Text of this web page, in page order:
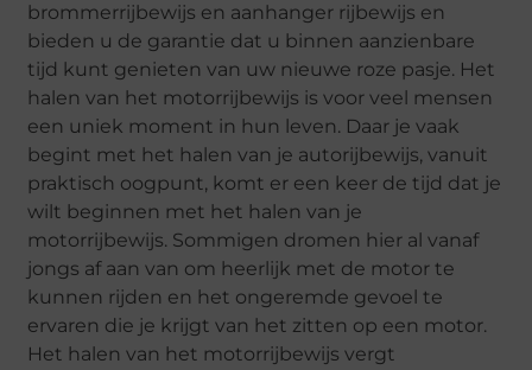
brommerrijbewijs en aanhanger rijbewijs en
bieden u de garantie dat u binnen aanzienbare
tijd kunt genieten van uw nieuwe roze pasje. Het
halen van het motorrijbewijs is voor veel mensen
een uniek moment in hun leven. Daar je vaak
begint met het halen van je autorijbewijs, vanuit
praktisch oogpunt, komt er een keer de tijd dat je
wilt beginnen met het halen van je
motorrijbewijs. Sommigen dromen hier al vanaf
jongs af aan van om heerlijk met de motor te
kunnen rijden en het ongeremde gevoel te
ervaren die je krijgt van het zitten op een motor.
Het halen van het motorrijbewijs vergt